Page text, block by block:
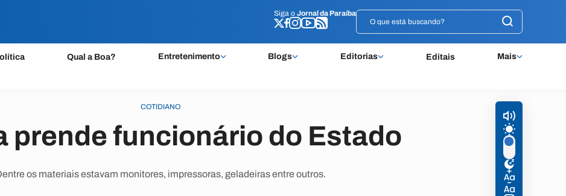
Siga o Jornal da Paraíba
Qual a Boa? Entretenimento Blogs Editorias Editais Mais
Siga o Jornal da Paraíba
COTIDIANO
prende funcionário do Estado
os materiais estavam monitores, impressoras, geladeiras entre outros.